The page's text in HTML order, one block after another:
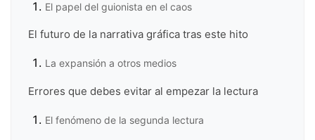
El papel del guionista en el caos
El futuro de la narrativa gráfica tras este hito
La expansión a otros medios
Errores que debes evitar al empezar la lectura
El fenómeno de la segunda lectura